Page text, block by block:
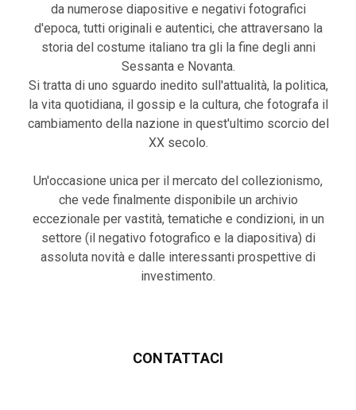
da numerose diapositive e negativi fotografici
d'epoca, tutti originali e autentici, che attraversano la
storia del costume italiano tra gli la fine degli anni
Sessanta e Novanta.
Si tratta di uno sguardo inedito sull'attualità, la politica,
la vita quotidiana, il gossip e la cultura, che fotografa il
cambiamento della nazione in quest'ultimo scorcio del
XX secolo.
Un'occasione unica per il mercato del collezionismo,
che vede finalmente disponibile un archivio
eccezionale per vastità, tematiche e condizioni, in un
settore (il negativo fotografico e la diapositiva) di
assoluta novità e dalle interessanti prospettive di
investimento.
CONTATTACI